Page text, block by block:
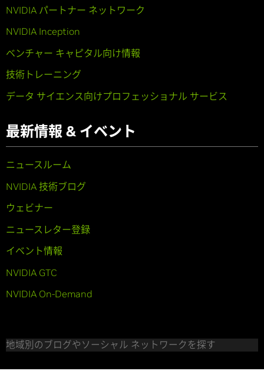
NVIDIA パートナー ネットワーク
NVIDIA Inception
ベンチャー キャピタル向け情報
技術トレーニング
データ サイエンス向けプロフェッショナル サービス
最新情報 & イベント
ニュースルーム
NVIDIA 技術ブログ
ウェビナー
ニュースレター登録
イベント情報
NVIDIA GTC
NVIDIA On-Demand
地域別のブログやソーシャル ネットワークを探す